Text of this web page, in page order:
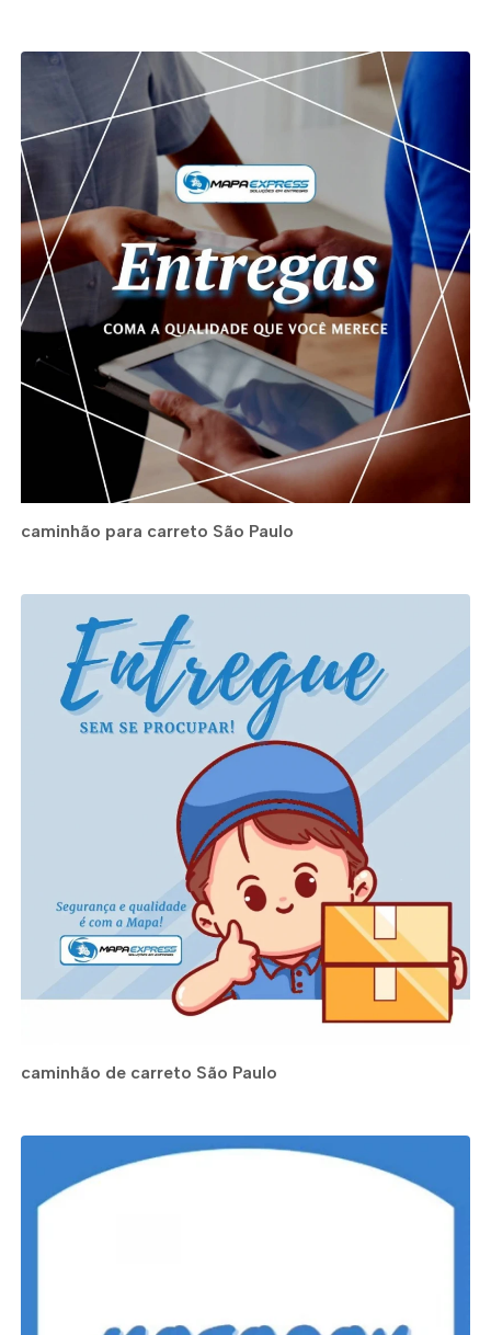
caminhão para carreto São Paulo
caminhão de carreto São Paulo